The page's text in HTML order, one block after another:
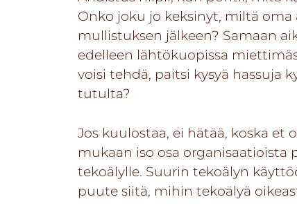
Onko joku jo keksinyt, miltä
mullistuksen jälkeen? Samaan
edelleen lähtökuopissa
voisi tehdä, paitsi kysyä hassuja
tutulta?
Jos kuulostaa, ei hätää, koska et
mukaan iso osa
tekoälylle. Suurin tekoälyn
puute siitä, mihin tekoälyä